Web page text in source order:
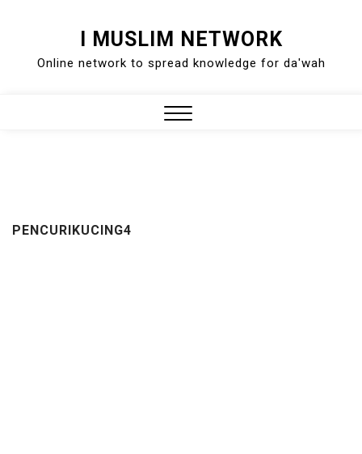
content
I MUSLIM NETWORK
Online network to spread knowledge for da'wah
PENCURIKUCING4